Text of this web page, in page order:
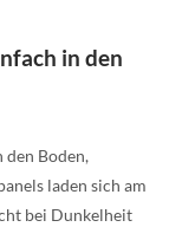
in den
den Boden,
laden sich am
bei Dunkelheit